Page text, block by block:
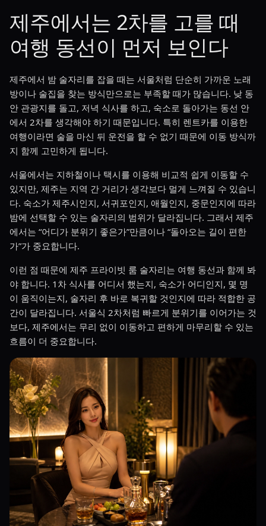
제주에서는 2차를 고를 때
여행 동선이 먼저 보인다
제주에서 밤 술자리를 잡을 때는 서울처럼 단순히 가까운 노래
방이나 술집을 찾는 방식만으로는 부족할 때가 많습니다. 낮 동
안 관광지를 돌고, 저녁 식사를 하고, 숙소로 돌아가는 동선 안
에서 2차를 생각해야 하기 때문입니다. 특히 렌트카를 이용한
여행이라면 술을 마신 뒤 운전을 할 수 없기 때문에 이동 방식까
지 함께 고민하게 됩니다.
서울에서는 지하철이나 택시를 이용해 비교적 쉽게 이동할 수
있지만, 제주는 지역 간 거리가 생각보다 멀게 느껴질 수 있습니
다. 숙소가 제주시인지, 서귀포인지, 애월인지, 중문인지에 따라
밤에 선택할 수 있는 술자리의 범위가 달라집니다. 그래서 제주
에서는 “어디가 분위기 좋은가”만큼이나 “돌아오는 길이 편한
가”가 중요합니다.
이런 점 때문에 제주 프라이빗 룸 술자리는 여행 동선과 함께 봐
야 합니다. 1차 식사를 어디서 했는지, 숙소가 어디인지, 몇 명
이 움직이는지, 술자리 후 바로 복귀할 것인지에 따라 적합한 공
간이 달라집니다. 서울식 2차처럼 빠르게 분위기를 이어가는 것
보다, 제주에서는 무리 없이 이동하고 편하게 마무리할 수 있는
흐름이 더 중요합니다.